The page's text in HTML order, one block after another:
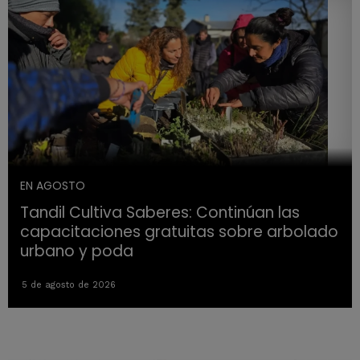
EN AGOSTO
Tandil Cultiva Saberes: Continúan las
capacitaciones gratuitas sobre arbolado
urbano y poda
5 de agosto de 2026